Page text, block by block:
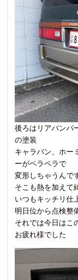
後ろはリアバンパ
の塗装
キャラバン、ホー
ーがペラペラで
変形しちゃうんで
そこも熱を加えて
いつもキッチリ仕
明日位から点検整
それでは今日はこ
お疲れ様でした